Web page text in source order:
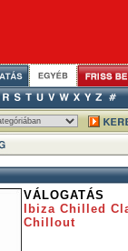
VÁLOGATÁS
Ibiza Chilled
Chillout